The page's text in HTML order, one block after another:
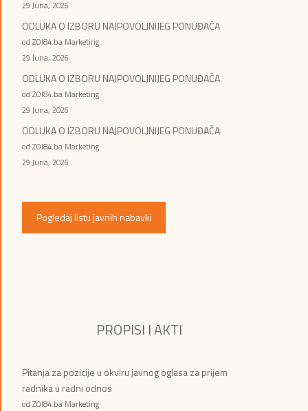
29 Juna, 2026
ODLUKA O IZBORU NAJPOVOLJNIJEG PONUĐAČA
od ZOI84.ba Marketing
29 Juna, 2026
ODLUKA O IZBORU NAJPOVOLJNIJEG PONUĐAČA
od ZOI84.ba Marketing
29 Juna, 2026
ODLUKA O IZBORU NAJPOVOLJNIJEG PONUĐAČA
od ZOI84.ba Marketing
29 Juna, 2026
Pogledaj listu javnih nabavki
PROPISI I AKTI
Pitanja za pozicije u okviru javnog oglasa za prijem
radnika u radni odnos
od ZOI84.ba Marketing